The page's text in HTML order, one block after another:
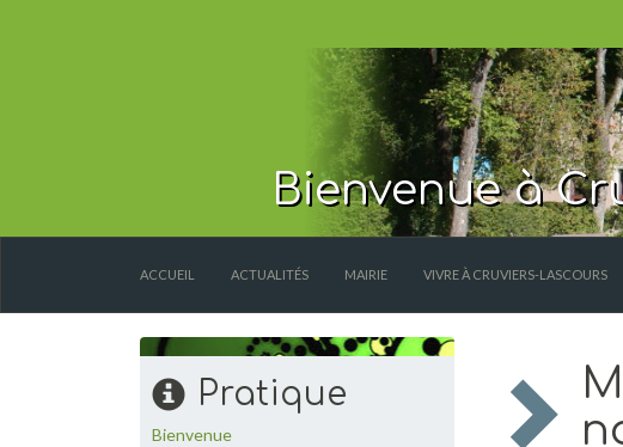
Bienvenue à
ACCUEIL ACTUALITÉS MAIRIE VIVRE À CRUVIERS-LASCOURS
Pratique
Bienvenue